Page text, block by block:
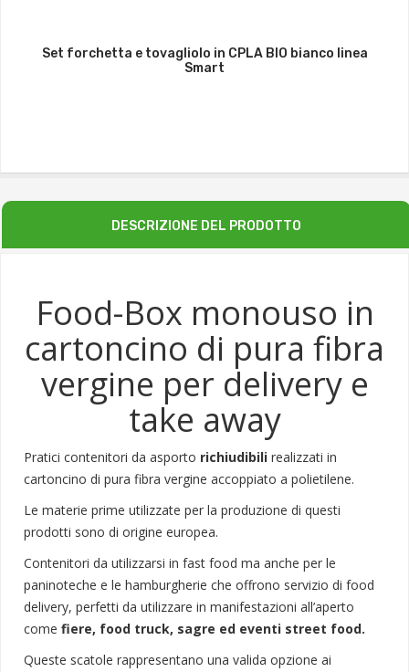
Set forchetta e tovagliolo in CPLA BIO bianco linea
Smart
DESCRIZIONE DEL PRODOTTO
Food-Box monouso in
cartoncino di pura fibra
vergine per delivery e
take away
Pratici contenitori da asporto richiudibili realizzati in
cartoncino di pura fibra vergine accoppiato a polietilene.
Le materie prime utilizzate per la produzione di questi
prodotti sono di origine europea.
Contenitori da utilizzarsi in fast food ma anche per le
paninoteche e le hamburgherie che offrono servizio di food
delivery, perfetti da utilizzare in manifestazioni all’aperto
come fiere, food truck, sagre ed eventi street food.
Queste scatole rappresentano una valida opzione ai